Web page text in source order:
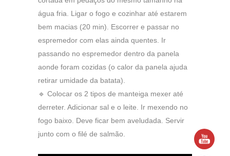
água fria. Ligar o fogo e cozinhar até estarem
bem macias (20 min). Escorrer e passar no
espremedor com elas ainda quentes. Ir
passando no espremedor dentro da panela
aonde foram cozidas (o calor da panela ajuda
retirar umidade da batata).
🔹 Colocar os 2 tipos de manteiga mexer até
derreter. Adicionar sal e o leite. Ir mexendo no
fogo baixo. Deve ficar bem aveludada. Servir
junto com o filé de salmão.